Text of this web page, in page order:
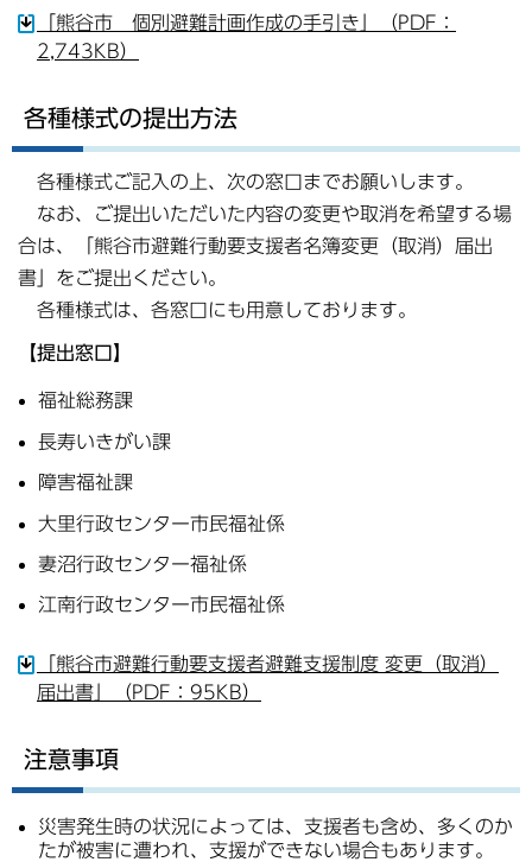
「熊谷市 個別避難計画作成の手引き」（PDF：
2,743KB）
各種様式の提出方法
各種様式ご記入の上、次の窓口までお願いします。
なお、ご提出いただいた内容の変更や取消を希望する場
合は、「熊谷市避難行動要支援者名簿変更（取消）届出
書」をご提出ください。
各種様式は、各窓口にも用意しております。
【提出窓口】
福祉総務課
長寿いきがい課
障害福祉課
大里行政センター市民福祉係
妻沼行政センター福祉係
江南行政センター市民福祉係
「熊谷市避難行動要支援者避難支援制度 変更（取消）
届出書」（PDF：95KB）
注意事項
災害発生時の状況によっては、支援者も含め、多くのか
たが被害に遭われ、支援ができない場合もあります。